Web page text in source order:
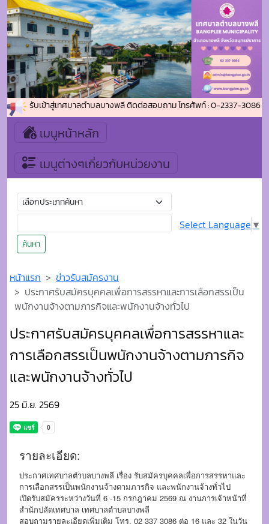
ต้อนรับเข้าสู่เทศบาลตำบลบางพลี ติดต่อสอบถาม โทรศัพท์ : 0-2337-3086 โทร
เมนูหน้าหลัก
เมนูต่างๆเกี่ยวกับหน่วยงาน
ค้นหา
Select Language ▼
หน้าแรก
ข่าวรับสมัครงาน
ประกาศรับสมัครบุคคลเพื่อการสรรหาและการเลือกสรรเป็น
พนักงานจ้างตามภารกิจและพนักงานจ้างทั่วไป
ประกาศรับสมัครบุคคลเพื่อการสรรหาและ
การเลือกสรรเป็นพนักงานจ้างตามภารกิจ
และพนักงานจ้างทั่วไป
25 มิ.ย. 2569
รายละเอียด:
ประกาศเทศบาลตำบลบางพลี เรื่อง รับสมัครบุคคลเพื่อการสรรหาและ
การเลือกสรรเป็นพนักงานจ้างตามภารกิจ และพนักงานจ้างทั่วไป
เปิดรับสมัครระหว่างวันที่ 6 -15 กรกฎาคม 2569 ณ งานการเจ้าหน้าที่
สำนักปลัดเทศบาล เทศบาลตำบลบางพลี
สอบถามรายละเอียดเพิ่มเติม โทร. 02 337 3086 ต่อ 16 และ 32 ในวัน